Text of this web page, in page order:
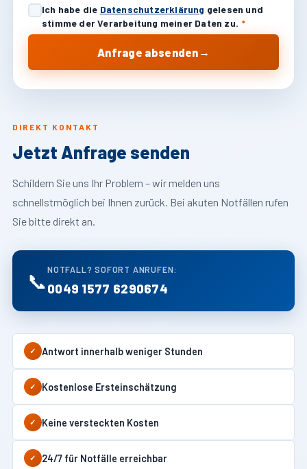
DIREKT KONTAKT
Jetzt Anfrage senden
Schildern Sie uns Ihr Problem – wir melden uns
schnellstmöglich bei Ihnen zurück. Bei akuten Notfällen rufen
Sie bitte direkt an.
📞 NOTFALL? SOFORT ANRUFEN:
0049 1577 6290674
✓ Antwort innerhalb weniger Stunden
✓ Kostenlose Ersteinschätzung
✓ Keine versteckten Kosten
✓ 24/7 für Notfälle erreichbar
Ich habe die Datenschutzerklärung gelesen und
stimme der Verarbeitung meiner Daten zu. *
Anfrage absenden →